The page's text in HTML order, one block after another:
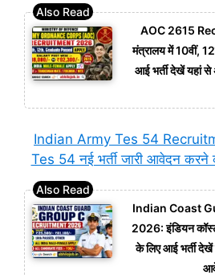
AOC 2615
मंत्रालय में 10वीं,
आई भर्ती देखें यहां
Indian Army Tes 54
Tes 54 नई भर्ती जारी आवेदन करने
Indian Coast
2026: इंडियन
के लिए आई भर्ती